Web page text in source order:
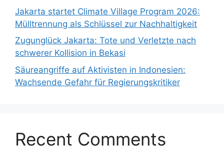
Jakarta startet Climate Village Program 2026:
Mülltrennung als Schlüssel zur Nachhaltigkeit
Zugunglück Jakarta: Tote und Verletzte nach
schwerer Kollision in Bekasi
Säureangriffe auf Aktivisten in Indonesien:
Wachsende Gefahr für Regierungskritiker
Recent Comments